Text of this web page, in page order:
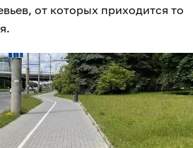
от которых приходится то